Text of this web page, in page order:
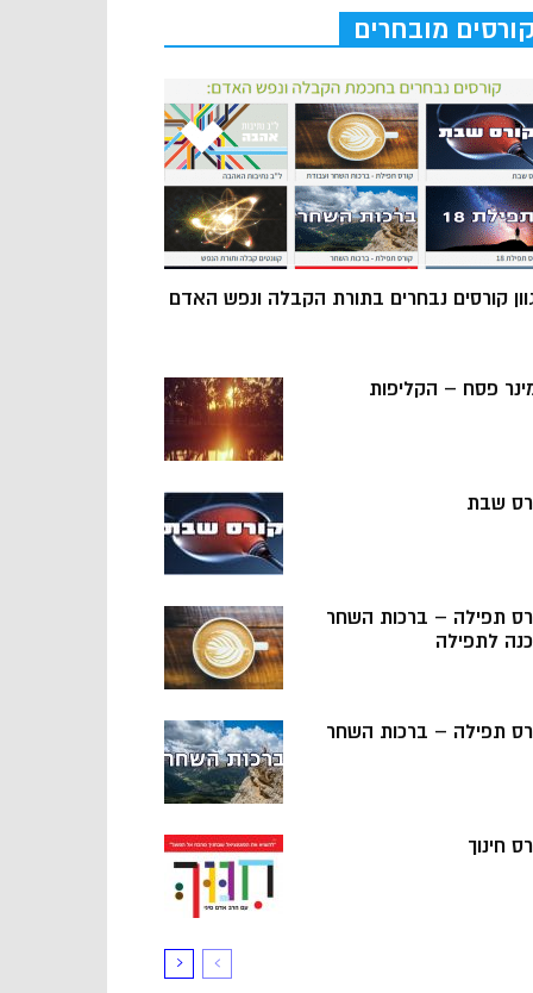
קורסים מובחרים
קורסים נבחרים בתורת הקבלה ונפש האדם
פסח – הקליפות
שבת
תפילה – ברכות השחר
לתפילה
תפילה – ברכות השחר
חינוך